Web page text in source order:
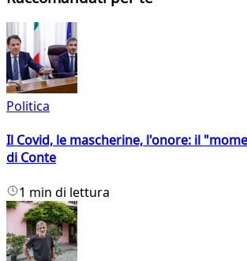
Politica
Il Covid, le mascherine, l'onore: il
di Conte
1 min di lettura